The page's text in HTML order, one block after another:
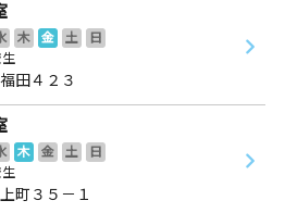
木 金 土
日
田４２３
木 金 土
日
町３５－１